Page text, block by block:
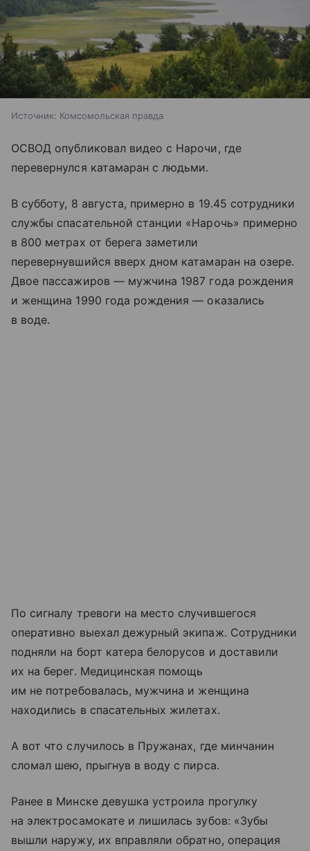
Источник: Комсомольская правда
ОСВОД опубликовал видео с Нарочи, где
перевернулся катамаран с людьми.
В субботу, 8 августа, примерно в 19.45 сотрудники
службы спасательной станции «Нарочь» примерно
в 800 метрах от берега заметили
перевернувшийся вверх дном катамаран на озере.
Двое пассажиров — мужчина 1987 года рождения
и женщина 1990 года рождения — оказались
в воде.
По сигналу тревоги на место случившегося
оперативно выехал дежурный экипаж. Сотрудники
подняли на борт катера белорусов и доставили
их на берег. Медицинская помощь
им не потребовалась, мужчина и женщина
находились в спасательных жилетах.
А вот что случилось в Пружанах, где минчанин
сломал шею, прыгнув в воду с пирса.
Ранее в Минске девушка устроила прогулку
на электросамокате и лишилась зубов: «Зубы
вышли наружу, их вправляли обратно, операция